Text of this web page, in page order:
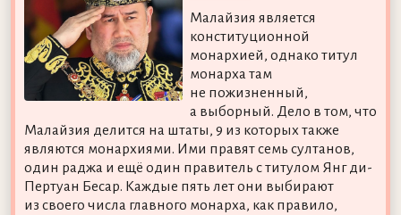
Малайзия является
конституционной
монархией, однако титул
монарха там
не пожизненный,
а выборный. Дело в том, что
Малайзия делится на штаты, 9 из которых также
являются монархиями. Ими правят семь султанов,
один раджа и ещё один правитель с титулом Янг ди-
Пертуан Бесар. Каждые пять лет они выбирают
из своего числа главного монарха, как правило,